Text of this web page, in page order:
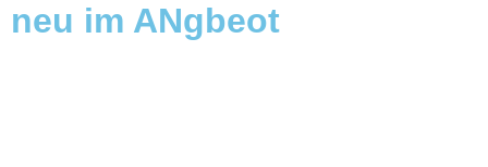
neu im ANgbeot